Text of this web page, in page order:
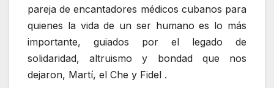
pareja de encantadores médicos cubanos para
quienes la vida de un ser humano es lo más
importante, guiados por el legado de
solidaridad, altruismo y bondad que nos
dejaron, Martí, el Che y Fidel .